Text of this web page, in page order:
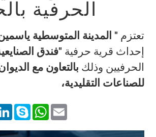
الحرفية
تعتزم " المدينة المتوسطية
إحداث قرية حرفية "فندق
الحرفيين وذلك بالتعاون مع
للصناعات التقليدية،
LinkedInSkype WhatsApp